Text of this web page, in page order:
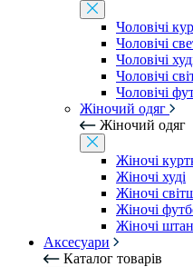
Чоловічі
Чоловічі
Чоловічі
Чоловічі
Чоловічі
Жіночий одяг
Жіночий одяг
Жіночі
Жіночі худі
Жіночі
Жіночі
Жіночі
Аксесуари
Каталог товарів